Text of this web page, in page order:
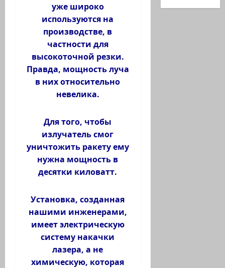
уже широко
используются на
производстве, в
частности для
высокоточной резки.
Правда, мощность луча
в них относительно
невелика.
Для того, чтобы
излучатель смог
уничтожить ракету ему
нужна мощность в
десятки киловатт.
Установка, созданная
нашими инженерами,
имеет электрическую
систему накачки
лазера, а не
химическую, которая